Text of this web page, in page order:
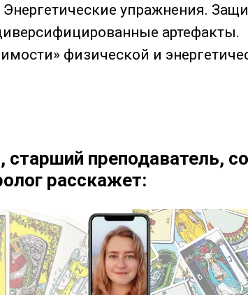
упражнения.
артефакты.
физической и
старший преподаватель,
расскажет: